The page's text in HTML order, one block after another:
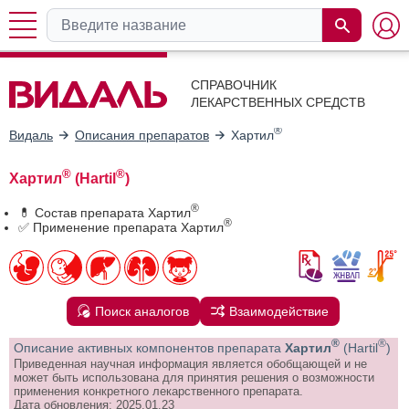
СПРАВОЧНИК
ЛЕКАРСТВЕННЫХ СРЕДСТВ
Видаль Описания препаратов Хартил®
Хартил® (Hartil ®)
💊 Состав препарата Хартил®
✅ Применение препарата Хартил®
Поиск аналогов Взаимодействие
Описание активных компонентов препарата Хартил® (Hartil®)
Приведенная научная информация является обобщающей и не
может быть использована для принятия решения о возможности
применения конкретного лекарственного препарата.
Дата обновления: 2025.01.23